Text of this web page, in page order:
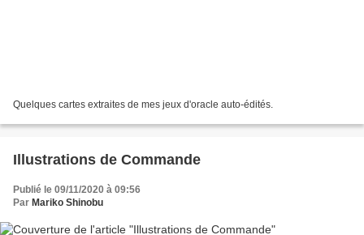
Quelques cartes extraites de mes jeux d'oracle auto-édités.
Illustrations de Commande
Publié le 09/11/2020 à 09:56
Par Mariko Shinobu